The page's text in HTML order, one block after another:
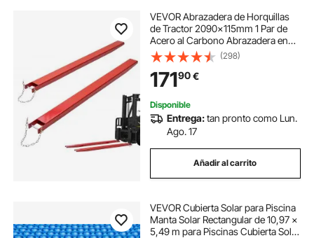
compactadoras de suelos
como proteger el suelo
suelo baldosas entrelazadas
VEVOR Abrazadera de Horquillas
de Tractor 2090x115mm 1 Par de
Acero al Carbono Abrazadera en
Horquillas de Paletas Carga 1815T
con Pasadores para Mover y
Transportar Cargas Pesadas y
Voluminosas, Rojo
(298)
17190€
Disponible
Entrega:tan pronto como Lun.
Ago. 17
Añadir al carrito
VEVOR Cubierta Solar para Piscina
Manta Solar Rectangular de 10,97 ×
5,49 m para Piscinas Cubierta Solar